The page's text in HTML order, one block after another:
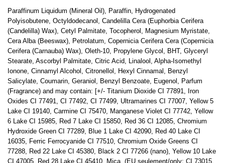
Paraffinum Liquidum (Mineral Oil), Paraffin, Hydrogenated
Polyisobutene, Octyldodecanol, Candelilla Cera (Euphorbia Cerifera
(Candelilla) Wax), Cetyl Palmitate, Tocopherol, Magnesium Myristate,
Cera Alba (Beeswax), Petrolatum, Copernicia Cerifera Cera (Copernicia
Cerifera (Carnauba) Wax), Oleth-10, Propylene Glycol, BHT, Glyceryl
Stearate, Ascorbyl Palmitate, Citric Acid, Linalool, Alpha-Isomethyl
Ionone, Cinnamyl Alcohol, Citronellol, Hexyl Cinnamal, Benzyl
Salicylate, Coumarin, Geraniol, Benzyl Benzoate, Eugenol, Parfum
(Fragrance) and may contain: [+/- Titanium Dioxide CI 77891, Iron
Oxides CI 77491, CI 77492, CI 77499, Ultramarines CI 77007, Yellow 5
Lake CI 19140, Carmine CI 75470, Manganese Violet CI 77742, Yellow
6 Lake CI 15985, Red 7 Lake CI 15850, Red 36 CI 12085, Chromium
Hydroxide Green CI 77289, Blue 1 Lake CI 42090, Red 40 Lake CI
16035, Ferric Ferrocyanide CI 77510, Chromium Oxide Greens CI
77288, Red 22 Lake CI 45380, Black 2 CI 77266 (nano), Yellow 10 Lake
CI 47005, Red 28 Lake CI 45410, Mica, (EU seulement/only: CI 73015,